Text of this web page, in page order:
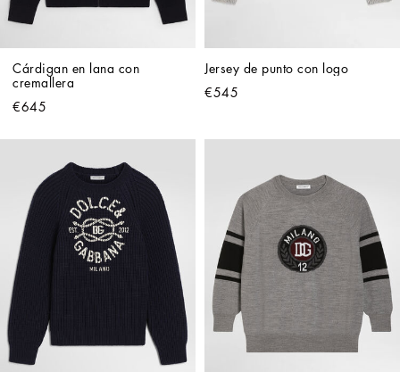
Cárdigan en lana con
cremallera
€645
Jersey de punto con logo
€545